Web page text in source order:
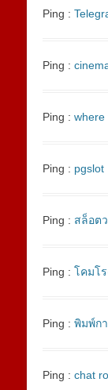
Ping :
Ping :
Ping : where
Ping : pgslot
Ping : สล็อต
Ping : โคมโ
Ping : พิมพ์ก
Ping : chat